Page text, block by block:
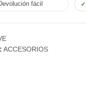
fácil
ACCESORIOS